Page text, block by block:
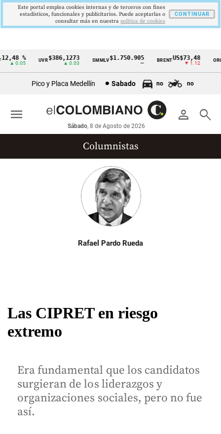
Cintillo
económicos
Colombia
%
▲ 0.05
UVR$386,1273
▲ 0.03
SMMLV$1.750.905 BRENTUS$73,48
▼ 1.12
ORO
Pico y Placa Medellín Sabado no no
person search
Sábado, 8 de Agosto de 2026
menu
Columnistas
Rafael Pardo Rueda
Las CIPRET en riesgo
extremo
Era fundamental que los candidatos
surgieran de los liderazgos y
organizaciones sociales, pero no fue
así.
Este portal emplea cookies internas y de terceros con fines
estadísticos, funcionales y publicitarios. Puede aceptarlas o
consultar más en nuestra politica de cookies
CONTINUAR